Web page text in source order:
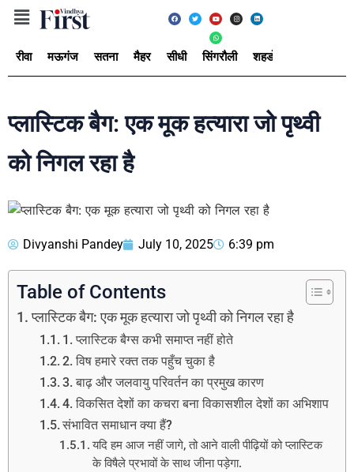
रीवा मऊगंज सतना मैहर सीधी सिंगरौली शहडोल
प्लास्टिक बैग: एक मूक हत्यारा जो पृथ्वी
को निगल रहा है
Divyanshi Pandey July 10, 2025 6:39 pm
Table of Contents
प्लास्टिक बैग: एक मूक हत्यारा जो पृथ्वी को निगल रहा है
1. प्लास्टिक बैग्स कभी समाप्त नहीं होते
2. विष हमारे रक्त तक पहुँच चुका है
3. बाढ़ और जलवायु परिवर्तन का प्रमुख कारण
4. विकसित देशों का कचरा बना विकासशील देशों का अभिशाप
संभावित समाधान क्या हैं?
यदि हम आज नहीं जागे, तो आने वाली पीढ़ियों को प्लास्टिक
के विषैले प्रभावों के साथ जीना पड़ेगा.